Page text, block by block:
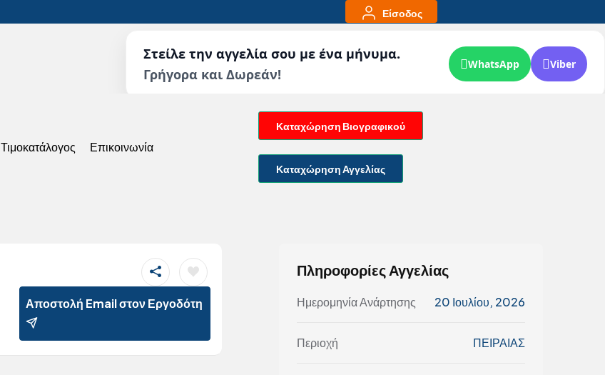
Είσοδος
Στείλε την αγγελία σου με ένα μήνυμα.
Γρήγορα και Δωρεάν!
WhatsApp Viber
Τιμοκατάλογος Επικοινωνία
Καταχώρηση Βιογραφικού
Καταχώρηση Αγγελίας
Αποστολή Email στον Εργοδότη
Πληροφορίες Αγγελίας
Ημερομηνία Ανάρτησης 20 Ιουλίου, 2026
Περιοχή ΠΕΙΡΑΙΑΣ